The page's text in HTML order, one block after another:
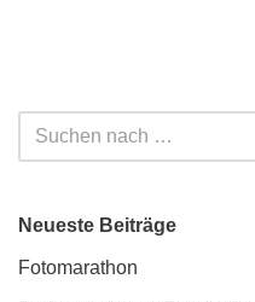
Neueste Beiträge
Fotomarathon